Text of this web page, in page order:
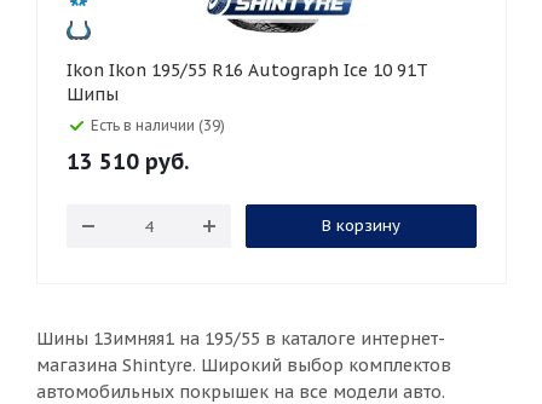
Ikon Ikon 195/55 R16 Autograph Ice 10 91T
Шипы
Есть в наличии (39)
13 510 руб.
В корзину
Шины 1Зимняя1 на 195/55 в каталоге интернет-
магазина Shintyre. Широкий выбор комплектов
автомобильных покрышек на все модели авто.